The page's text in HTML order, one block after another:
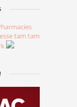
tam tam